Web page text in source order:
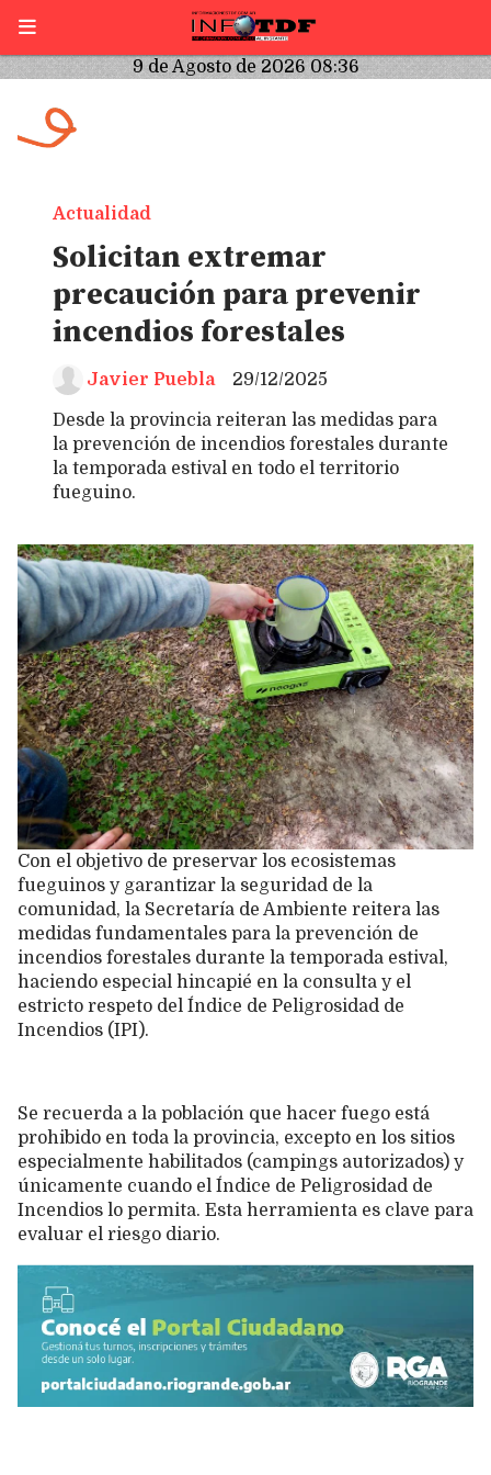
9 de Agosto de 2026 08:36
Solicitan extremar
precaución para prevenir
incendios forestales
Desde la provincia reiteran las medidas para
la prevención de incendios forestales durante
la temporada estival en todo el territorio
fueguino.
Actualidad
29/12/2025
Javier Puebla
Con el objetivo de preservar los ecosistemas
fueguinos y garantizar la seguridad de la
comunidad, la Secretaría de Ambiente reitera las
medidas fundamentales para la prevención de
incendios forestales durante la temporada estival,
haciendo especial hincapié en la consulta y el
estricto respeto del Índice de Peligrosidad de
Incendios (IPI).
Se recuerda a la población que hacer fuego está
prohibido en toda la provincia, excepto en los sitios
especialmente habilitados (campings autorizados) y
únicamente cuando el Índice de Peligrosidad de
Incendios lo permita. Esta herramienta es clave para
evaluar el riesgo diario.